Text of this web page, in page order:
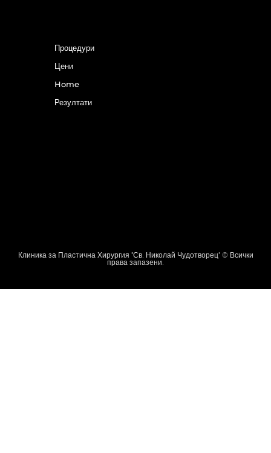
Процедури
Цени
Home
Резултати
Клиника за Пластична Хирургия "Св. Николай Чудотворец" © Всички
права запазени.